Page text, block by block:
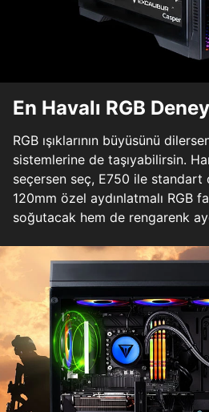
En Havalı RGB
RGB ışıklarının büyüsünü
sistemlerine de taşıyabilirsin.
seçersen seç, E750 ile
120mm özel aydınlatmalı RGB
soğutacak hem de rengarenk